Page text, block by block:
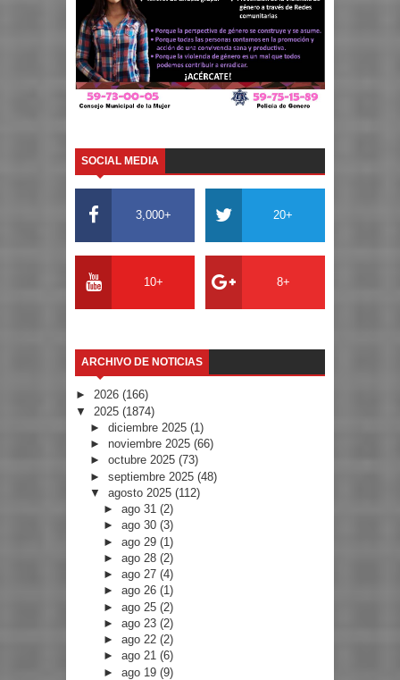
SOCIAL MEDIA
3,000+ 20+
10+ 8+
ARCHIVO DE NOTICIAS
► 2026 (166)
▼ 2025 (1874)
► diciembre 2025 (1)
► noviembre 2025 (66)
► octubre 2025 (73)
► septiembre 2025 (48)
▼ agosto 2025 (112)
►ago 31(2)
►ago 30(3)
►ago 29(1)
►ago 28(2)
►ago 27(4)
►ago 26(1)
►ago 25(2)
►ago 23(2)
►ago 22(2)
►ago 21(6)
►ago 19(9)